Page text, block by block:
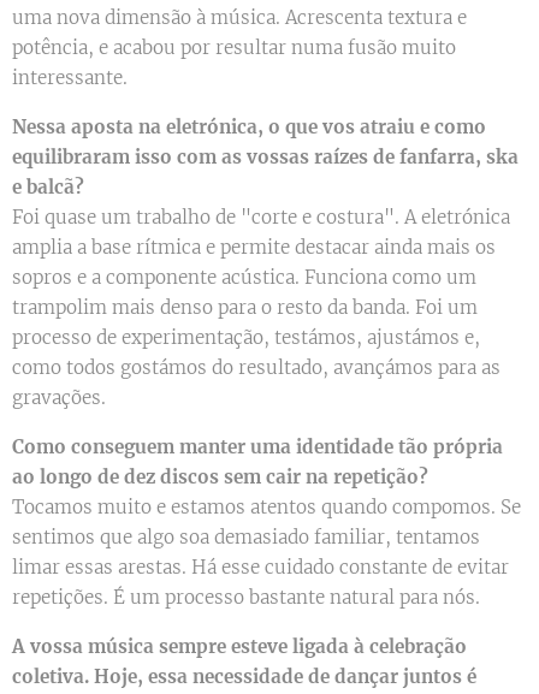
uma nova dimensão à música. Acrescenta textura e
potência, e acabou por resultar numa fusão muito
interessante.
Nessa aposta na eletrónica, o que vos atraiu e como
equilibraram isso com as vossas raízes de fanfarra, ska
e balcã?
Foi quase um trabalho de "corte e costura". A eletrónica
amplia a base rítmica e permite destacar ainda mais os
sopros e a componente acústica. Funciona como um
trampolim mais denso para o resto da banda. Foi um
processo de experimentação, testámos, ajustámos e,
como todos gostámos do resultado, avançámos para as
gravações.
Como conseguem manter uma identidade tão própria
ao longo de dez discos sem cair na repetição?
Tocamos muito e estamos atentos quando compomos. Se
sentimos que algo soa demasiado familiar, tentamos
limar essas arestas. Há esse cuidado constante de evitar
repetições. É um processo bastante natural para nós.
A vossa música sempre esteve ligada à celebração
coletiva. Hoje, essa necessidade de dançar juntos é